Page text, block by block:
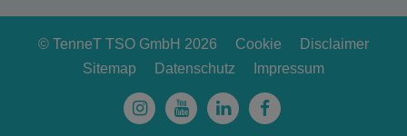
© TenneT TSO GmbH 2026 Cookie
Disclaimer
Sitemap
Datenschutz Impressum